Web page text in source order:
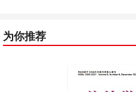
为你推荐